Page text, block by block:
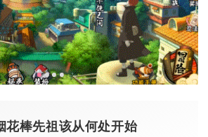
花棒先祖该从何处开始